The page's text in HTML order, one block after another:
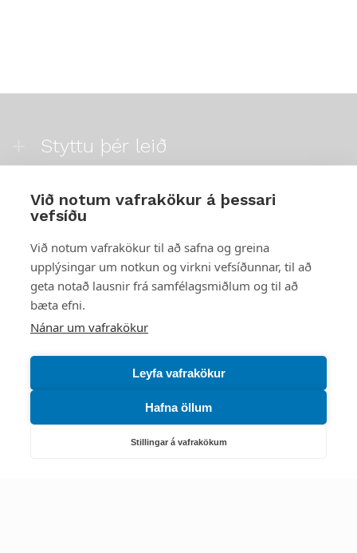
Við notum vafrakökur á þessari
vefsíðu
Við notum vafrakökur til að safna og greina
upplýsingar um notkun og virkni vefsíðunnar, til að
geta notað lausnir frá samfélagsmiðlum og til að
bæta efni.
Nánar um vafrakökur
Leyfa vafrakökur
Hafna öllum
Stillingar á vafrakökum
Styttu þér leið
Náttúruverndarstofnun
Netfang: nattura@nattura.is
Sími: 55 66 800
Umhverfis- og orkustofnun